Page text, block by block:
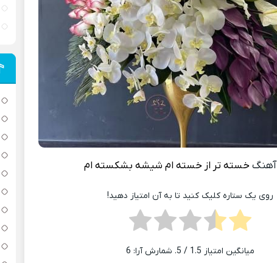
خسته تر از خسته ام شیشه بشکسته ام
روی یک ستاره کلیک کنید تا به آن امتیاز دهید!
میانگین امتیاز 1.5 / 5. شمارش آرا: 6